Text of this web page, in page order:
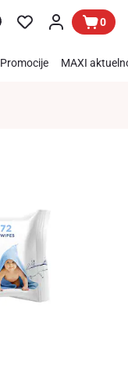
0
Promocije MAXI